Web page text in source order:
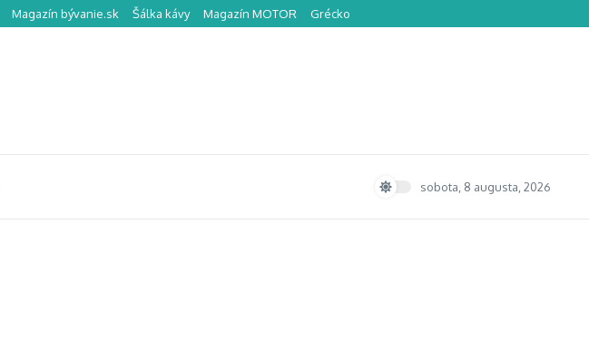
Magazín bývanie.sk Šálka kávy Magazín MOTOR Grécko
sobota, 8 augusta, 2026